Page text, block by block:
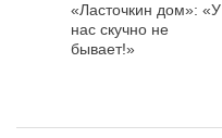
«Ласточкин дом»: «У
нас скучно не
бывает!»